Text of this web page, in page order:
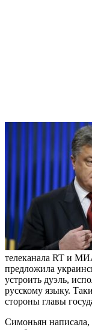
телеканала RT и
предложила
устроить дуэль,
русскому языку.
стороны главы
Симоньян написала,